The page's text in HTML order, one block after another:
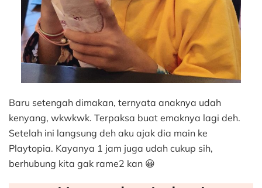
Baru setengah dimakan, ternyata anaknya udah
kenyang, wkwkwk. Terpaksa buat emaknya lagi deh.
Setelah ini langsung deh aku ajak dia main ke
Playtopia. Kayanya 1 jam juga udah cukup sih,
berhubung kita gak rame2 kan 😀